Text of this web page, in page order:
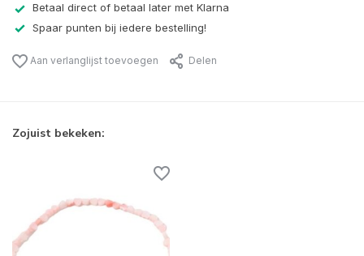
Betaal direct of betaal later met Klarna
Spaar punten bij iedere bestelling!
Aan verlanglijst toevoegen Delen
Zojuist bekeken: